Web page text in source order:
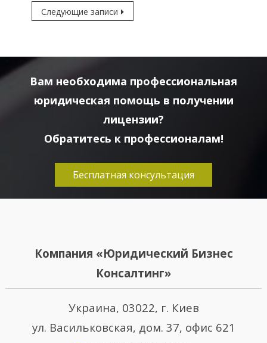
Навигация по записям
Следующие записи
Вам необходима профессиональная
юридическая помощь в получении
лицензии?
Обратитесь к профессионалам!
Бесплатная консультация
Компания «Юридический Бизнес
Консалтинг»
Украина, 03022, г. Киев
ул. Васильковская, дом. 37, офис 621